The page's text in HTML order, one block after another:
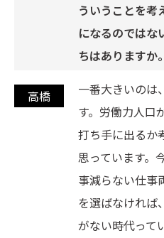
ういうことを考
になるのではな
ちはありますか。
一番大きいのは
す。労働力人口
打ち手に出るか
思っています。
事減らない仕事
を選ばなければ
がない時代って